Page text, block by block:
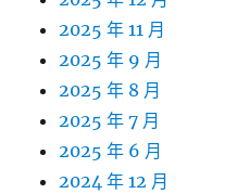
2025 年 11 月
2025 年 9 月
2025 年 8 月
2025 年 7 月
2025 年 6 月
2024 年 12 月